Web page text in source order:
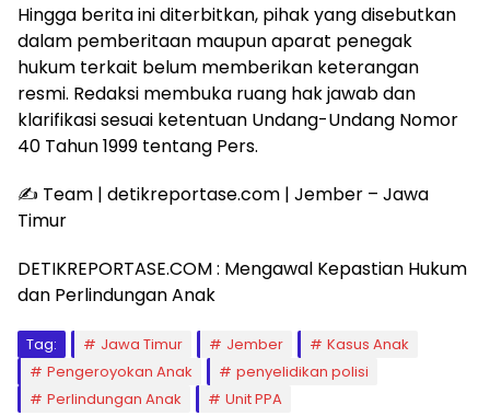
Hingga berita ini diterbitkan, pihak yang disebutkan
dalam pemberitaan maupun aparat penegak
hukum terkait belum memberikan keterangan
resmi. Redaksi membuka ruang hak jawab dan
klarifikasi sesuai ketentuan Undang-Undang Nomor
40 Tahun 1999 tentang Pers.
✍️ Team | detikreportase.com | Jember – Jawa
Timur
DETIKREPORTASE.COM : Mengawal Kepastian Hukum
dan Perlindungan Anak
Tag: Jawa Timur Jember
Kasus Anak
Pengeroyokan Anak
penyelidikan polisi
Perlindungan Anak
Unit PPA